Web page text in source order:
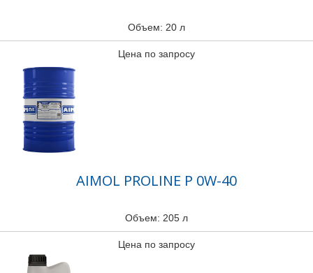
Объем: 20 л
Цена по запросу
AIMOL PROLINE P 0W-40
Объем: 205 л
Цена по запросу